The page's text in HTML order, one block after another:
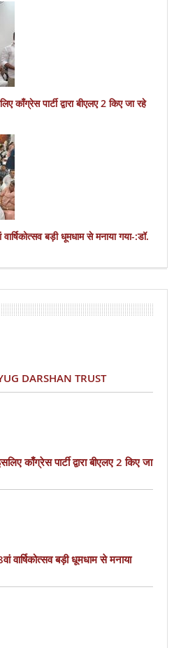
पार्टी द्वारा बीएलए 2 किए जा रहे
बड़ी धूमधाम से मनाया गया-:डॉ.
DARSHAN TRUST
काँग्रेस पार्टी द्वारा बीएलए 2 किए जा
वार्षिकोत्सव बड़ी धूमधाम से मनाया